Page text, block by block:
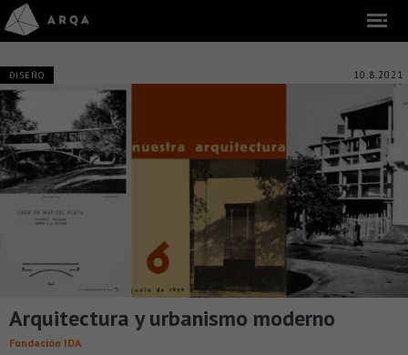
DISEÑO 10.8.2021
Arquitectura y urbanismo moderno
Fundación IDA